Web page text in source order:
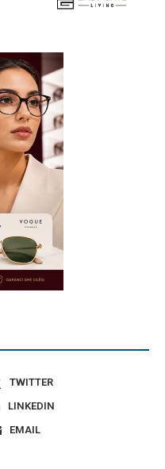
TWITTER
LINKEDIN
EMAIL